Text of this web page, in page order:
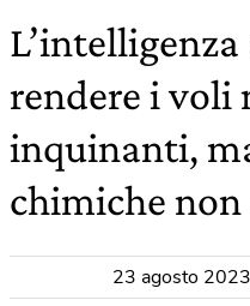
rendere i voli
inquinanti,
chimiche non
23 agosto 2023